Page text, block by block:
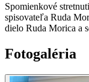
Spomienkové
spisovateľa Ruda
dielo Ruda Morica a
Fotogaléria